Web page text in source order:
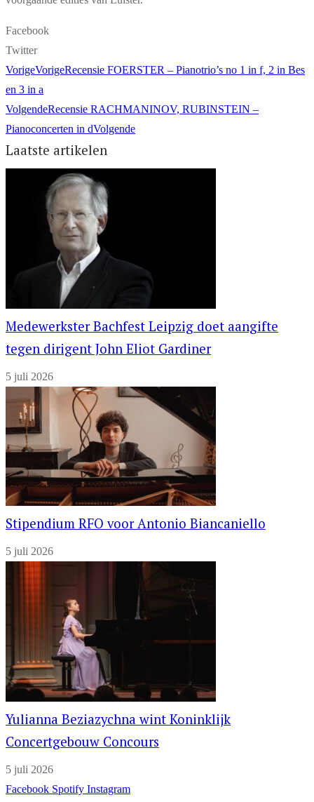
Facebook
Twitter
VorigeVorigeRecensie FOERSTER – Pianotrio’s no 1 in f, 2 in Bes
en 3 in a
VolgendeRecensie RACHMANINOV, RUBINSTEIN –
Pianoconcerten in dVolgende
Laatste artikelen
Medewerkster Bachfest Leipzig doet aangifte
tegen dirigent John Eliot Gardiner
5 juli 2026
Stipendium RFO voor Antonio Biancaniello
5 juli 2026
Yulianna Beziazychna wint Koninklijk
Concertgebouw Concours
5 juli 2026
Facebook Spotify Instagram